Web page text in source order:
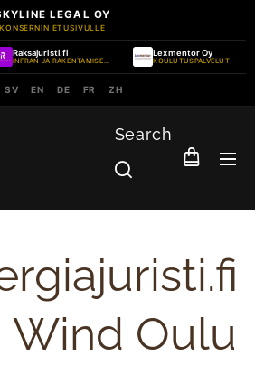
LEGAL OY
KONSERNIN ETUSIVULLE
Raksajuristi.fi
INFRAN JA RAKENTAMISEN PRAKTIIKKA
Lexmentor Oy
KOULUTUSPALVELUT
SV EN DE FR ZH
Search
Wind Oulu